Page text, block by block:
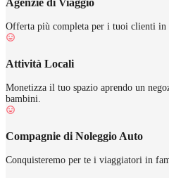
Offerta più completa per i tuoi clienti in
Attività Locali
Monetizza il tuo spazio aprendo un
bambini.
Compagnie di Noleggio Auto
Conquisteremo per te i viaggiatori in